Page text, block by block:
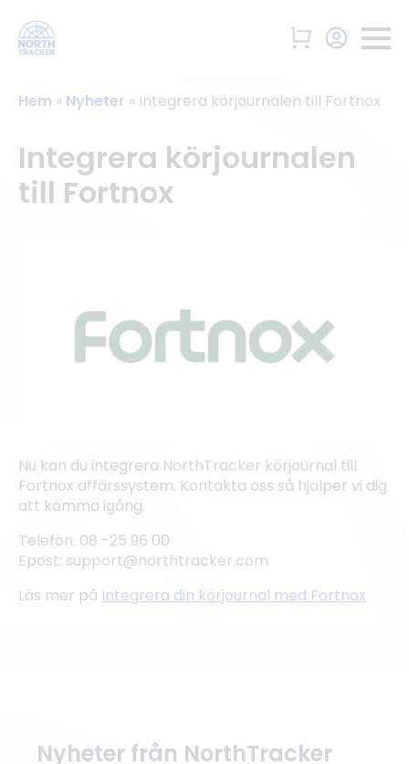
Hem » Nyheter » Integrera körjournalen till Fortnox
Integrera körjournalen
till Fortnox
Nu kan du integrera NorthTracker körjournal till
Fortnox affärssystem. Kontakta oss så hjälper vi dig
att komma igång.
Telefon: 08 -25 96 00
Epost: support@northtracker.com
Läs mer på Integrera din körjournal med Fortnox
Nyheter från NorthTracker